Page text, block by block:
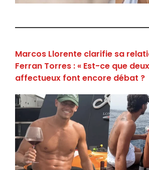
Marcos Llorente clarifie sa
Ferran Torres : « Est-ce que
affectueux font encore débat ?